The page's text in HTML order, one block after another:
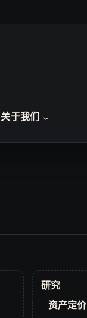
关于我们
研究
资产定价